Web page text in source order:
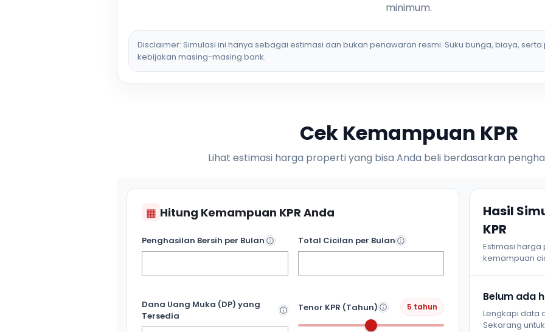
minimum.
Disclaimer: Simulasi ini hanya sebagai estimasi dan bukan penawaran resmi. Suku bunga, biaya,
kebijakan masing-masing bank.
Cek Kemampuan KPR
Lihat estimasi harga properti yang bisa Anda beli berdasarkan
▦ Hitung Kemampuan KPR Anda
Penghasilan Bersih per Bulan Total Cicilan per Bulan
Dana Uang Muka (DP) yang
Tersedia
Tenor KPR (Tahun) 5 tahun
Hasil
KPR
Estimasi
kemampuan
Belum ada
Lengkapi data
Sekarang